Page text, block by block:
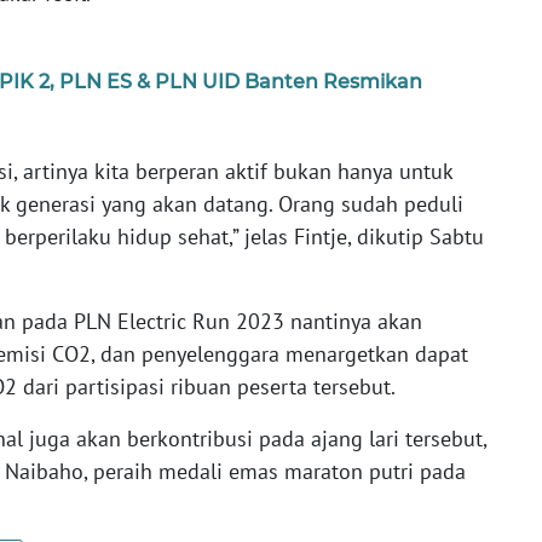
2, PLN ES & PLN UID Banten Resmikan
artinya kita berperan aktif bukan hanya untuk
yang akan datang. Orang sudah peduli
hidup sehat,” jelas Fintje, dikutip Sabtu
pada PLN Electric Run 2023 nantinya akan
CO2, dan penyelenggara menargetkan dapat
dari partisipasi ribuan peserta tersebut.
juga akan berkontribusi pada ajang lari tersebut,
peraih medali emas maraton putri pada